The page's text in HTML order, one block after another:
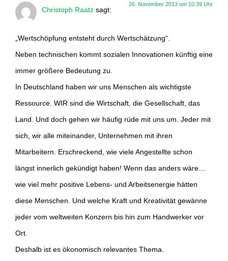
Christoph Raatz sagt:
26. November 2013 um 10:39 Uhr
„Wertschöpfung entsteht durch Wertschätzung“.
Neben technischen kommt sozialen Innovationen künftig eine
immer größere Bedeutung zu.
In Deutschland haben wir uns Menschen als wichtigste
Ressource. WIR sind die Wirtschaft, die Gesellschaft, das
Land. Und doch gehen wir häufig rüde mit uns um. Jeder mit
sich, wir alle miteinander, Unternehmen mit ihren
Mitarbeitern. Erschreckend, wie viele Angestellte schon
längst innerlich gekündigt haben! Wenn das anders wäre…
wie viel mehr positive Lebens- und Arbeitsenergie hätten
diese Menschen. Und welche Kraft und Kreativität gewänne
jeder vom weltweiten Konzern bis hin zum Handwerker vor
Ort.
Deshalb ist es ökonomisch relevantes Thema.